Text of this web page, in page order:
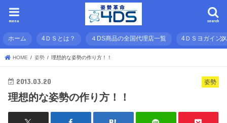
search
menu
ホーム 4ＤＳとは？ ４DS商品の全国代理店一覧 4ＤＳヨガイン
HOME 姿勢 理想的な姿勢の作り方！！
姿勢
2013.03.20
理想的な姿勢の作り方！！